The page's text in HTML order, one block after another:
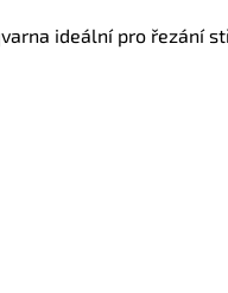
ideální pro řezání